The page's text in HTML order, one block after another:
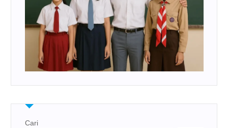
Cari